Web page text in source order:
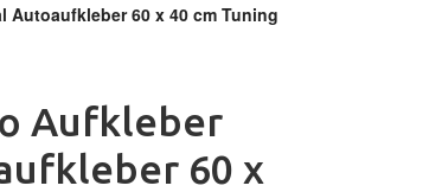
60 x 40 cm Tuning
Aufkleber
60 x